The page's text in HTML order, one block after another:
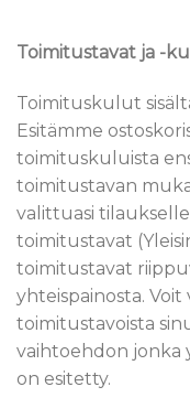
Toimitustavat ja -
Toimituskulut
Esitämme
toimituskuluista
toimitustavan
valittuasi
toimitustavat
toimitustavat
yhteispainosta. Voit
toimitustavoista
vaihtoehdon jonka
on esitetty.